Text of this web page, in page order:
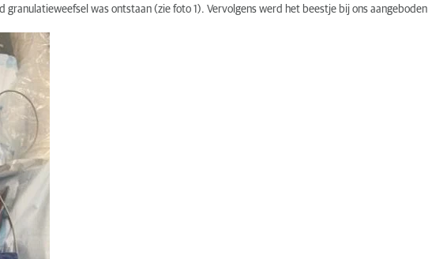
was ontstaan (zie foto 1). Vervolgens werd het beestje bij ons aangeboden